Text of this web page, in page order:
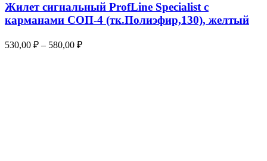
Жилет сигнальный ProfLine Specialist с
карманами СОП-4 (тк.Полиэфир,130), желтый
530,00 ₽ – 580,00 ₽